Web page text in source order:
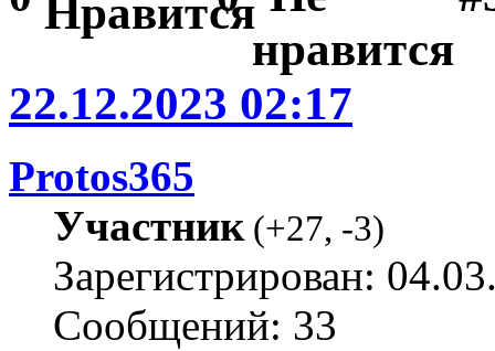
22.12.2023 02:17
Protos365
Участник(+27, -3)
Зарегистрирован:
Сообщений: 33